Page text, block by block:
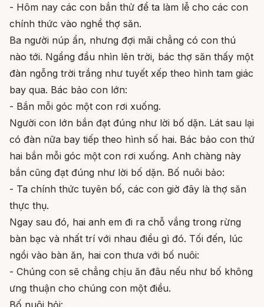
- Hôm nay các con bắn thử để ta làm lễ cho các con
chính thức vào nghề thợ săn.
Ba người núp ẩn, nhưng đợi mãi chẳng có con thú
nào tới. Ngẩng đầu nhìn lên trời, bác thợ săn thấy một
đàn ngỗng trời trắng như tuyết xếp theo hình tam giác
bay qua. Bác bảo con lớn:
- Bắn mỗi góc một con rơi xuống.
Người con lớn bắn đạt đúng như lời bố dặn. Lát sau lại
có đàn nữa bay tiếp theo hình số hai. Bác bảo con thứ
hai bắn mỗi góc một con rơi xuống. Anh chàng này
bắn cũng đạt đúng như lời bố dặn. Bố nuôi bảo:
- Ta chính thức tuyên bố, các con giờ đây là thợ săn
thực thụ.
Ngay sau đó, hai anh em đi ra chỗ vắng trong rừng
bàn bạc và nhất trí với nhau điều gì đó. Tối đến, lúc
ngồi vào bàn ăn, hai con thưa với bố nuôi:
- Chúng con sẽ chẳng chịu ăn đâu nếu như bố không
ưng thuận cho chúng con một điều.
Bố nuôi hỏi: